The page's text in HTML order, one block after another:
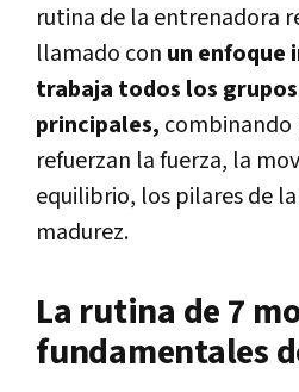
rutina de la entrenadora
llamado con un enfoque
trabaja todos los
principales, combinando
refuerzan la fuerza, la
equilibrio, los pilares de
madurez.
La rutina de 7
fundamentales